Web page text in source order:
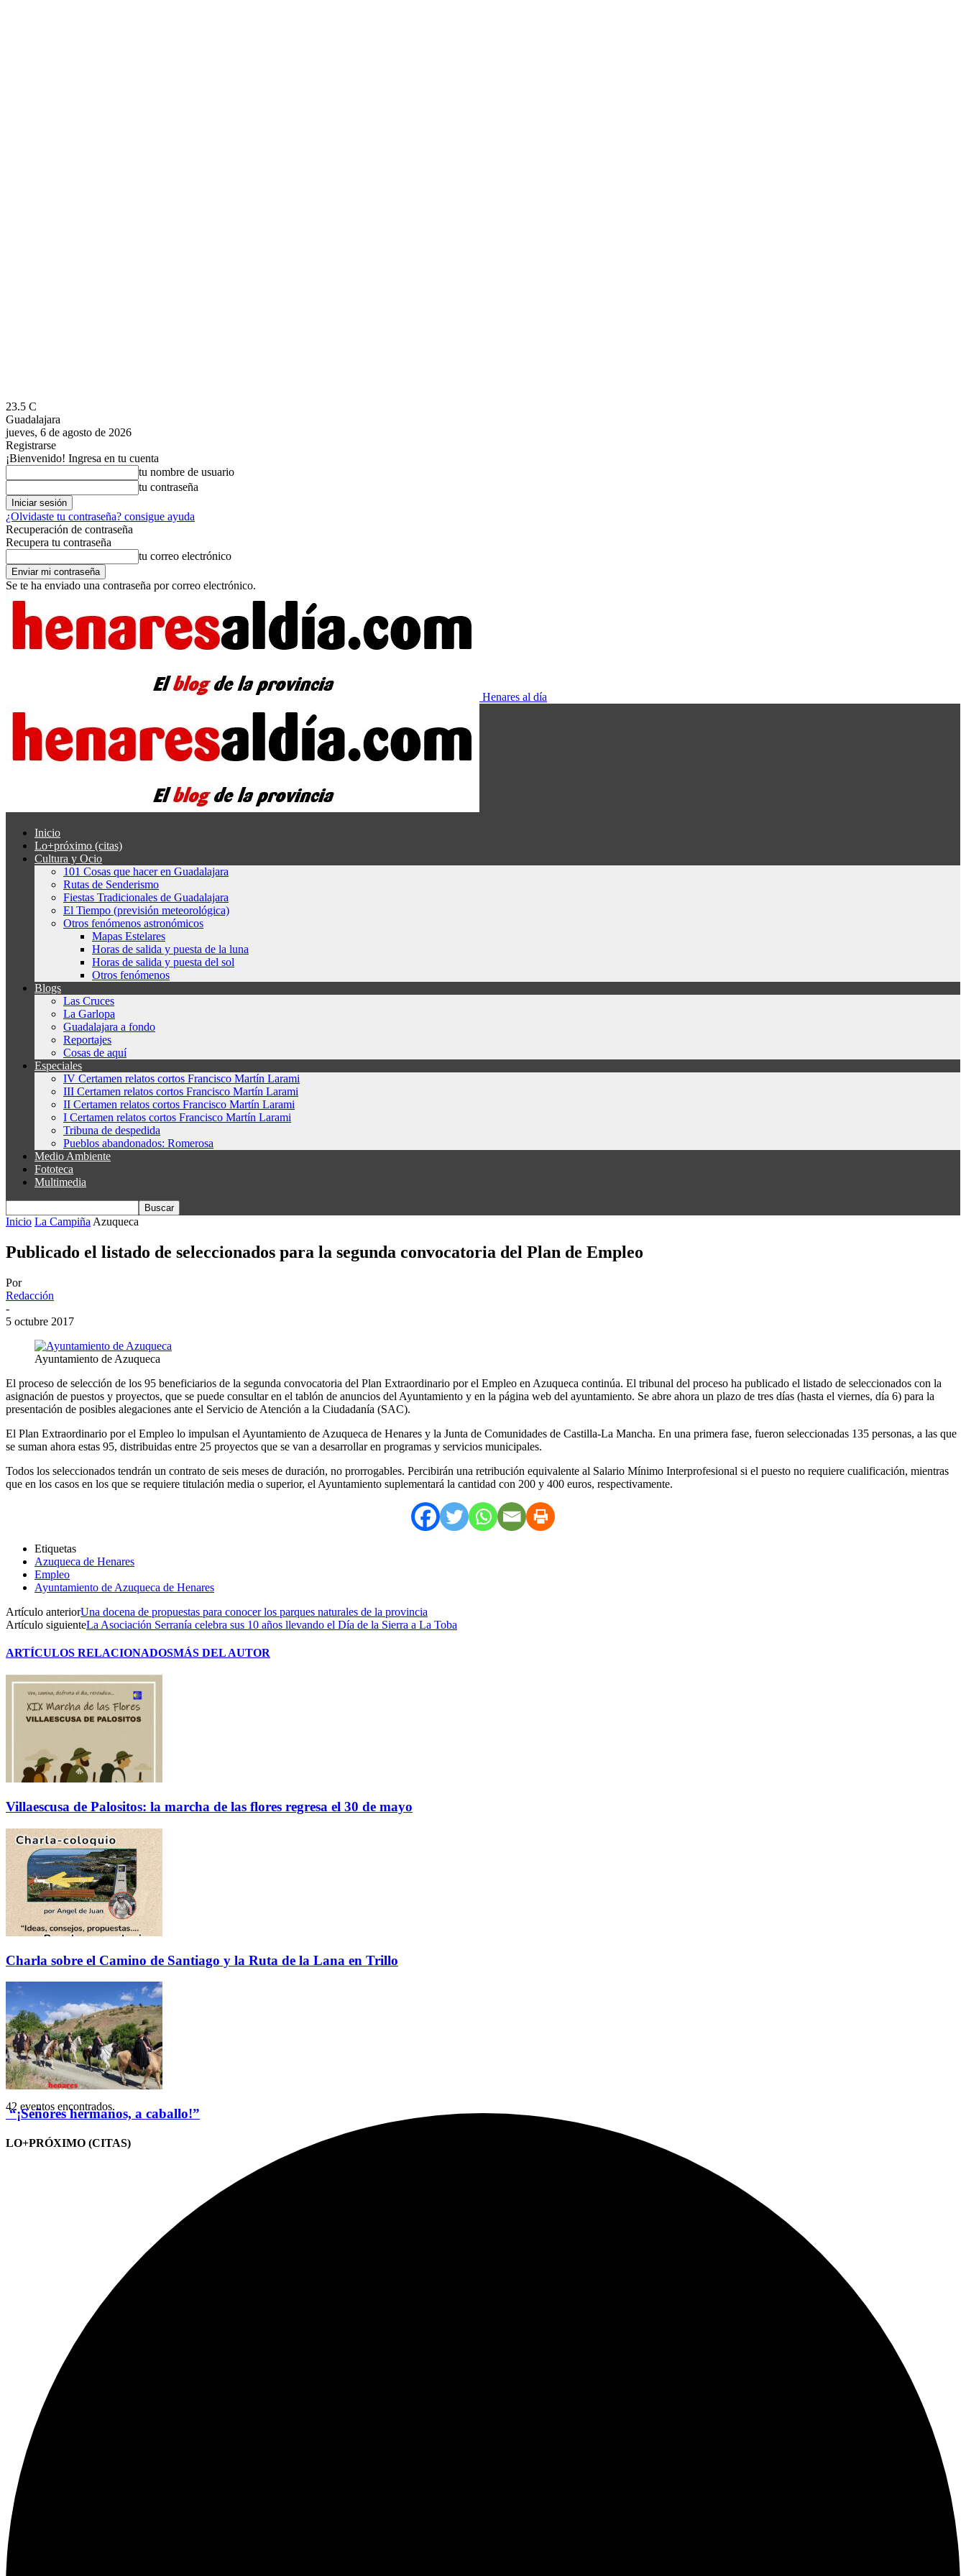
23.5 C
Guadalajara
jueves, 6 de agosto de 2026
Registrarse
¡Bienvenido! Ingresa en tu cuenta
tu nombre de usuario
tu contraseña
¿Olvidaste tu contraseña? consigue ayuda
Recuperación de contraseña
Recupera tu contraseña
tu correo electrónico
Se te ha enviado una contraseña por correo electrónico.
Henares al día
Inicio
Lo+próximo (citas)
Cultura y Ocio
101 Cosas que hacer en Guadalajara
Rutas de Senderismo
Fiestas Tradicionales de Guadalajara
El Tiempo (previsión meteorológica)
Otros fenómenos astronómicos
Mapas Estelares
Horas de salida y puesta de la luna
Horas de salida y puesta del sol
Otros fenómenos
Blogs
Las Cruces
La Garlopa
Guadalajara a fondo
Reportajes
Cosas de aquí
Especiales
IV Certamen relatos cortos Francisco Martín Larami
III Certamen relatos cortos Francisco Martín Larami
II Certamen relatos cortos Francisco Martín Larami
I Certamen relatos cortos Francisco Martín Larami
Tribuna de despedida
Pueblos abandonados: Romerosa
Medio Ambiente
Fototeca
Multimedia
Inicio La Campiña Azuqueca
Publicado el listado de seleccionados para la segunda convocatoria del Plan de Empleo
Por
Redacción
-
5 octubre 2017
Ayuntamiento de Azuqueca
El proceso de selección de los 95 beneficiarios de la segunda convocatoria del Plan Extraordinario por el Empleo en Azuqueca continúa. El tribunal del proceso ha publicado el listado de seleccionados con la
asignación de puestos y proyectos, que se puede consultar en el tablón de anuncios del Ayuntamiento y en la página web del ayuntamiento. Se abre ahora un plazo de tres días (hasta el viernes, día 6) para la
presentación de posibles alegaciones ante el Servicio de Atención a la Ciudadanía (SAC).
El Plan Extraordinario por el Empleo lo impulsan el Ayuntamiento de Azuqueca de Henares y la Junta de Comunidades de Castilla-La Mancha. En una primera fase, fueron seleccionadas 135 personas, a las que
se suman ahora estas 95, distribuidas entre 25 proyectos que se van a desarrollar en programas y servicios municipales.
Todos los seleccionados tendrán un contrato de seis meses de duración, no prorrogables. Percibirán una retribución equivalente al Salario Mínimo Interprofesional si el puesto no requiere cualificación, mientras
que en los casos en los que se requiere titulación media o superior, el Ayuntamiento suplementará la cantidad con 200 y 400 euros, respectivamente.
Etiquetas
Azuqueca de Henares
Empleo
Ayuntamiento de Azuqueca de Henares
Artículo anteriorUna docena de propuestas para conocer los parques naturales de la provincia
Artículo siguienteLa Asociación Serranía celebra sus 10 años llevando el Día de la Sierra a La Toba
ARTÍCULOS RELACIONADOSMÁS DEL AUTOR
Villaescusa de Palositos: la marcha de las flores regresa el 30 de mayo
Charla sobre el Camino de Santiago y la Ruta de la Lana en Trillo
“¡Señores hermanos, a caballo!”
LO+PRÓXIMO (CITAS)
42 eventos encontrados.